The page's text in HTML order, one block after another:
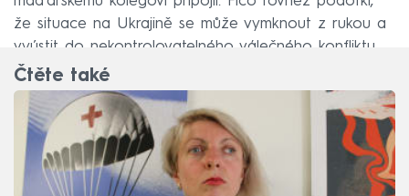
že situace na Ukrajině se může vymknout z rukou a
vyústit do nekontrolovatelného válečného konfliktu.
Čtěte také